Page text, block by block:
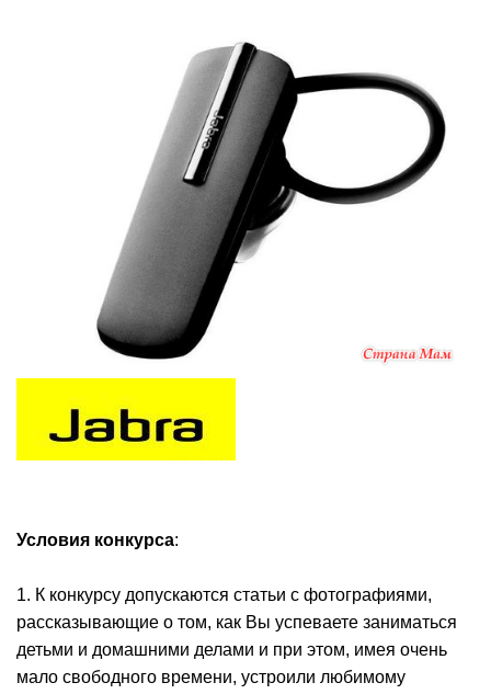
Условия конкурса:
1. К конкурсу допускаются статьи с фотографиями,
рассказывающие о том, как Вы успеваете заниматься
детьми и домашними делами и при этом, имея очень
мало свободного времени, устроили любимому